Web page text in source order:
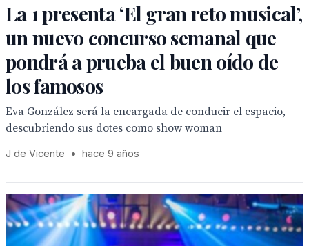
La 1 presenta ‘El gran reto musical’,
un nuevo concurso semanal que
pondrá a prueba el buen oído de
los famosos
Eva González será la encargada de conducir el espacio,
descubriendo sus dotes como show woman
J de Vicente • hace 9 años